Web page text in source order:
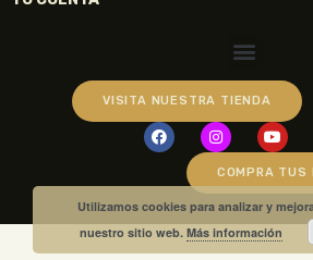
VISITA NUESTRA TIENDA
COMPRA TUS
Utilizamos cookies para analizar y
nuestro sitio web.Más información